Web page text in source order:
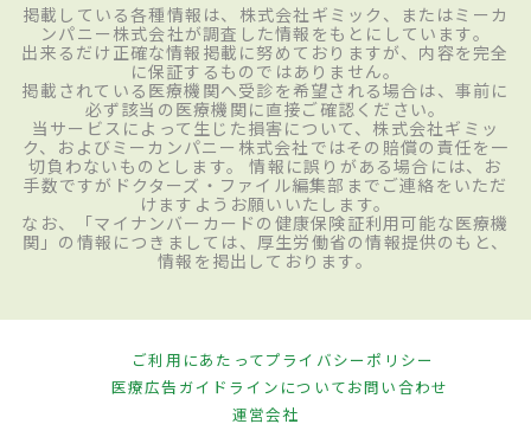
掲載している各種情報は、株式会社ギミック、またはミーカ
ンパニー株式会社が調査した情報をもとにしています。
出来るだけ正確な情報掲載に努めておりますが、内容を完全
に保証するものではありません。
掲載されている医療機関へ受診を希望される場合は、事前に
必ず該当の医療機関に直接ご確認ください。
当サービスによって生じた損害について、株式会社ギミッ
ク、およびミーカンパニー株式会社ではその賠償の責任を一
切負わないものとします。 情報に誤りがある場合には、お
手数ですがドクターズ・ファイル編集部までご連絡をいただ
けますようお願いいたします。
なお、「マイナンバーカードの健康保険証利用可能な医療機
関」の情報につきましては、厚生労働省の情報提供のもと、
情報を掲出しております。
ご利用にあたってプライバシーポリシー
医療広告ガイドラインについてお問い合わせ
運営会社